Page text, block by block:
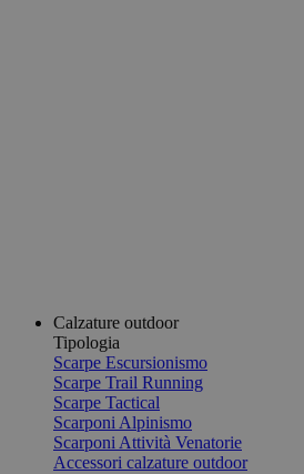
Calzature outdoor
Tipologia
Scarpe Escursionismo
Scarpe Trail Running
Scarpe Tactical
Scarponi Alpinismo
Scarponi Attività Venatorie
Accessori calzature outdoor